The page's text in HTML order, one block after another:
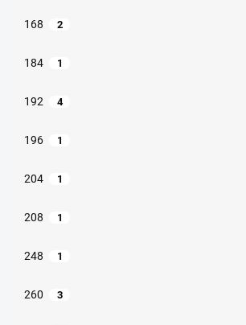
168 2
184 1
192 4
196 1
204 1
208 1
248 1
260 3